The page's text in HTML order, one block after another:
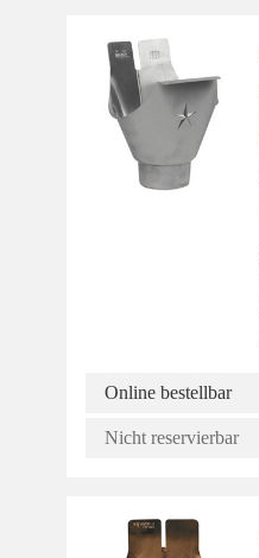
Online bestellbar
Nicht reservierbar